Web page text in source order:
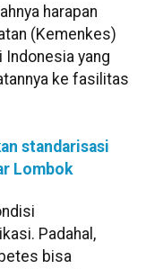
harapan
(Kemenkes)
Indonesia yang
ke fasilitas
standarisasi
Lombok
Padahal,
bisa